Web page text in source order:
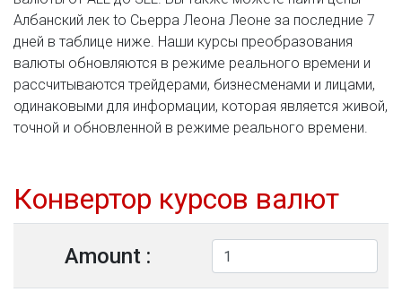
Албанский лек to Сьерра Леона Леоне за последние 7
дней в таблице ниже. Наши курсы преобразования
валюты обновляются в режиме реального времени и
рассчитываются трейдерами, бизнесменами и лицами,
одинаковыми для информации, которая является живой,
точной и обновленной в режиме реального времени.
Конвертор курсов валют
Amount :